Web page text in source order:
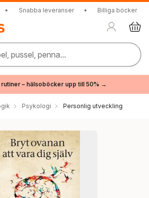
• Snabba leveranser • Billiga böcker
pussel, penna...
rutiner – hälsoböcker upp till 50% →
Psykologi Personlig utveckling